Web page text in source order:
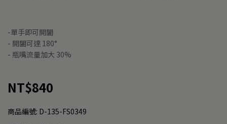
-單手即可開闔
- 開闔可達 180°
- 瓶嘴流量加大 30%
NT$840
商品編號: D-135-FS0349